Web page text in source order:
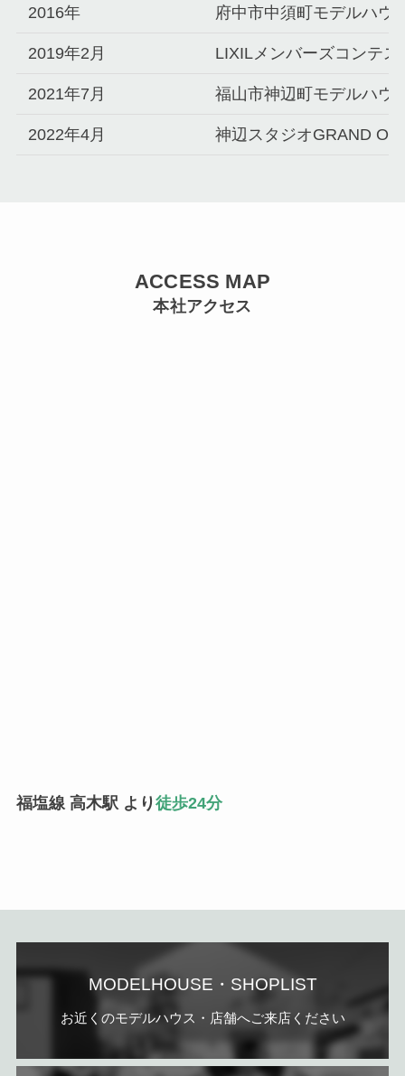
2016年 府中市中須町モデルハウ
2019年2月 LIXILメンバーズコンテ
2021年7月 福山市神辺町モデルハウ
2022年4月 神辺スタジオGRAND
ACCESS MAP
本社アクセス
福塩線 高木駅 より徒歩24分
MODELHOUSE・SHOPLIST
お近くのモデルハウス・店舗へご来店ください